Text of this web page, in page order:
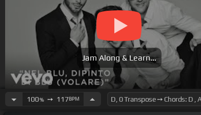
Jam Along & Learn...
100%➙ 117BPM